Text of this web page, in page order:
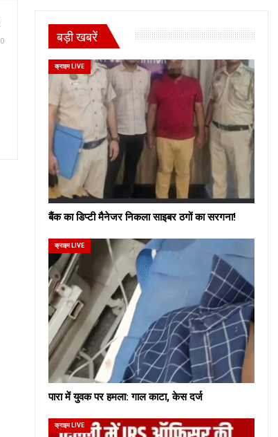
0 बड़ी खबरें
क्राइम LIVE
बैंक का डिप्टी मैनेजर निकला साइबर ठगों का सरगना!
क्राइम LIVE
पारा में युवक पर हमला: गाल काटा, केस दर्ज
क्राइम LIVE